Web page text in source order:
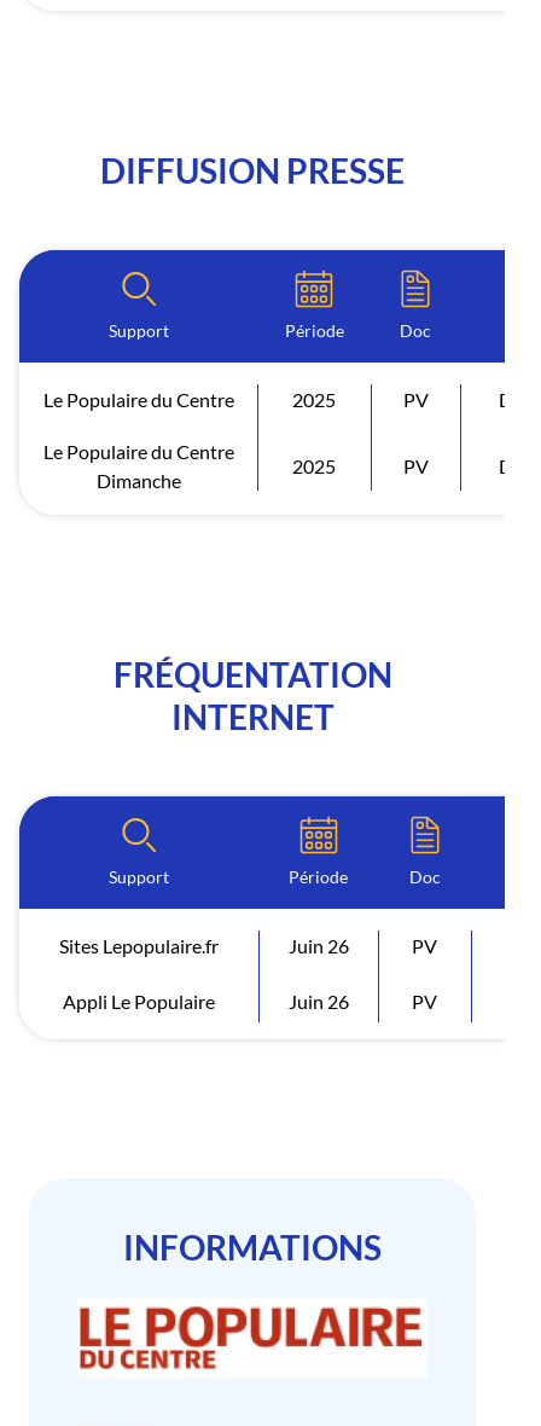
DIFFUSION PRESSE
Support Période Doc
Le Populaire du Centre 2025 PV
Le Populaire du Centre
Dimanche
2025 PV
FRÉQUENTATION
INTERNET
Support Période Doc
Sites Lepopulaire.fr Juin 26 PV
Appli Le Populaire Juin 26 PV
INFORMATIONS